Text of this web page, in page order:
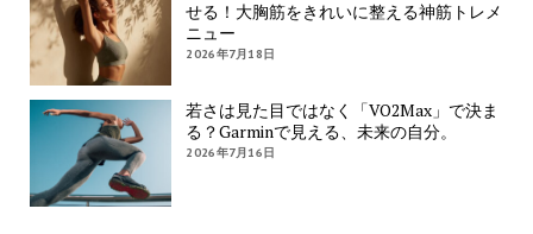
せる！大胸筋をきれいに整える神筋トレメ
ニュー
2026年7月18日
若さは見た目ではなく「VO2Max」で決ま
る？Garminで見える、未来の自分。
2026年7月16日